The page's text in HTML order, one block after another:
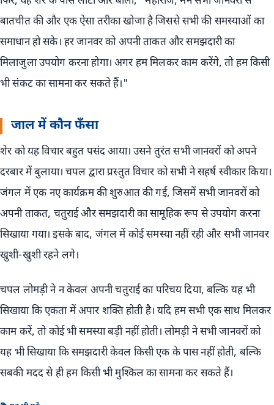
बातचीत की और एक ऐसा तरीका खोजा है जिससे सभी की समस्याओं का
समाधान हो सके। हर जानवर को अपनी ताकत और समझदारी का
मिलाजुला उपयोग करना होगा। अगर हम मिलकर काम करेंगे, तो हम किसी
भी संकट का सामना कर सकते हैं।"
जाल में कौन फँसा
शेर को यह विचार बहुत पसंद आया। उसने तुरंत सभी जानवरों को अपने
दरबार में बुलाया। चपल द्वारा प्रस्तुत विचार को सभी ने सहर्ष स्वीकार किया।
जंगल में एक नए कार्यक्रम की शुरुआत की गई, जिसमें सभी जानवरों को
अपनी ताकत, चतुराई और समझदारी का सामूहिक रूप से उपयोग करना
सिखाया गया। इसके बाद, जंगल में कोई समस्या नहीं रही और सभी जानवर
खुशी-खुशी रहने लगे।
चपल लोमड़ी ने न केवल अपनी चतुराई का परिचय दिया, बल्कि यह भी
सिखाया कि एकता में अपार शक्ति होती है। यदि हम सभी एक साथ मिलकर
काम करें, तो कोई भी समस्या बड़ी नहीं होती। लोमड़ी ने सभी जानवरों को
यह भी सिखाया कि समझदारी केवल किसी एक के पास नहीं होती, बल्कि
सबकी मदद से ही हम किसी भी मुश्किल का सामना कर सकते हैं।